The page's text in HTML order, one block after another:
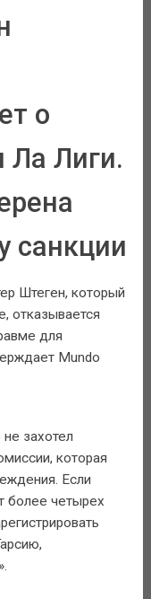
о
Ла Лиги.
санкции
Штеген, который
отказывается
для
Mundo
захотел
которая
Если
более четырех